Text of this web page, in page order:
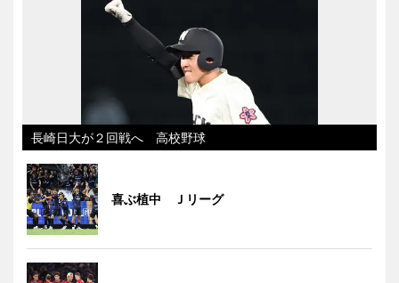
長崎日大が２回戦へ 高校野球
喜ぶ植中 Ｊリーグ